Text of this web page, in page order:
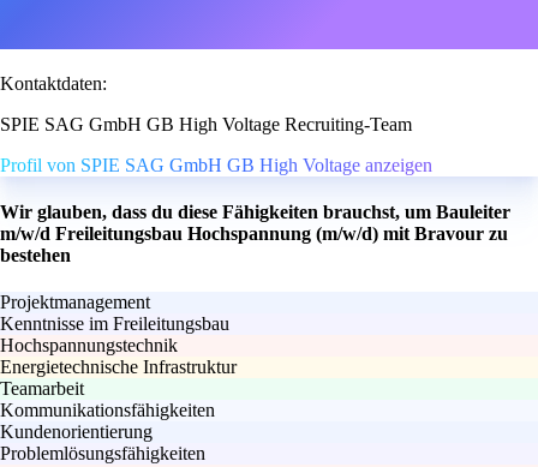
Kontaktdaten:
SPIE SAG GmbH GB High Voltage Recruiting-Team
Profil von SPIE SAG GmbH GB High Voltage anzeigen
Wir glauben, dass du diese Fähigkeiten brauchst, um Bauleiter
m/w/d Freileitungsbau Hochspannung (m/w/d) mit Bravour zu
bestehen
Projektmanagement
Kenntnisse im Freileitungsbau
Hochspannungstechnik
Energietechnische Infrastruktur
Teamarbeit
Kommunikationsfähigkeiten
Kundenorientierung
Problemlösungsfähigkeiten